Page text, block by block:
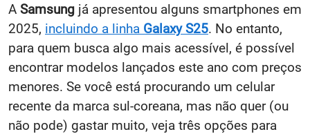
A Samsung já apresentou alguns smartphones em
2025, incluindo a linha Galaxy S25. No entanto,
para quem busca algo mais acessível, é possível
encontrar modelos lançados este ano com preços
menores. Se você está procurando um celular
recente da marca sul-coreana, mas não quer (ou
não pode) gastar muito, veja três opções para